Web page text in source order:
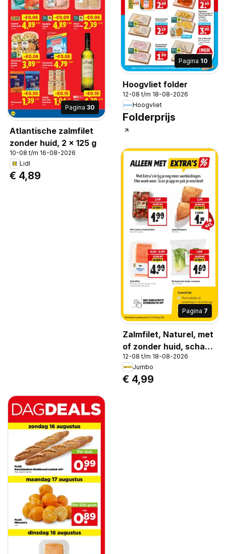
Pagina 30
Atlantische zalmfilet
zonder huid, 2 x 125 g
10-08 t/m 16-08-2026
Lidl
€ 4,89
Pagina 10
Hoogvliet folder
12-08 t/m 18-08-2026
Hoogvliet
Folderprijs
Pagina 7
Zalmfilet, Naturel, met
of zonder huid, schaal
230-270 gram
12-08 t/m 18-08-2026
Jumbo
€ 4,99